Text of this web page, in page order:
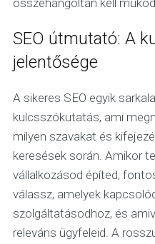
összehangoltan kell
SEO útmutató: A
jelentősége
A sikeres SEO egyik
kulcsszókutatás, ami
milyen szavakat és
keresések során. Amikor
vállalkozásod építed,
válassz, amelyek
szolgáltatásodhoz, és
releváns ügyfeleid. A